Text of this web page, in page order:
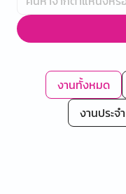
งานทั้งหมด
งานประจำ